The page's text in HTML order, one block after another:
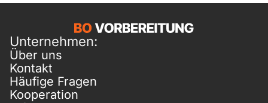
Unternehmen:
Über uns
Kontakt
Häufige Fragen
Kooperation